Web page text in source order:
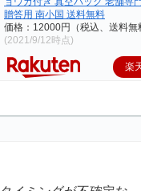
【ふるさと納税】《出荷月指
身 馬刺し 熊本 国産 馬肉 600g
ョウガ付き 真空パック 老舗専
贈答用 南小国 送料無料
価格：12000円（税込、送料無
(2021/9/12時点)